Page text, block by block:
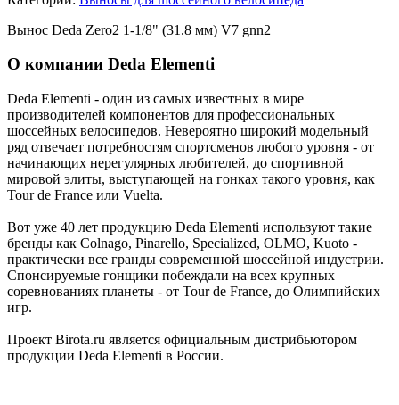
Вынос Deda Zero2 1-1/8" (31.8 мм) V7 gnn2
О компании Deda Elementi
Deda Elementi - один из самых известных в мире
производителей компонентов для профессиональных
шоссейных велосипедов. Невероятно широкий модельный
ряд отвечает потребностям спортсменов любого уровня - от
начинающих нерегулярных любителей, до спортивной
мировой элиты, выступающей на гонках такого уровня, как
Tour de France или Vuelta.
Вот уже 40 лет продукцию Deda Elementi используют такие
бренды как Colnago, Pinarello, Specialized, OLMO, Kuoto -
практически все гранды современной шоссейной индустрии.
Спонсируемые гонщики побеждали на всех крупных
соревнованиях планеты - от Tour de France, до Олимпийских
игр.
Проект Birota.ru является официальным дистрибьютором
продукции Deda Elementi в России.